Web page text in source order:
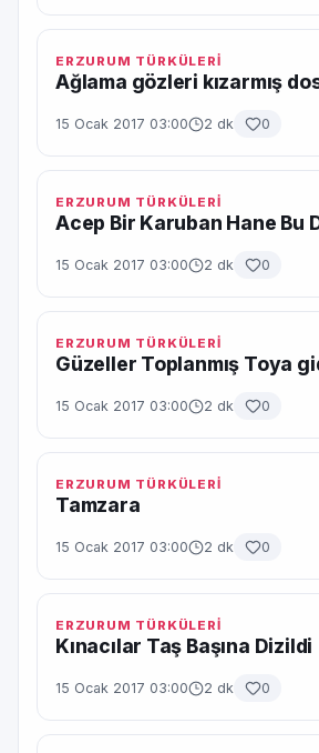
ERZURUM TÜRKÜLERİ
Ağlama gözleri kızarmış
15 Ocak 2017 03:00 2 dk 0
ERZURUM TÜRKÜLERİ
Acep Bir Karuban Hane Bu
15 Ocak 2017 03:00 2 dk 0
ERZURUM TÜRKÜLERİ
Güzeller Toplanmış Toya
15 Ocak 2017 03:00 2 dk 0
ERZURUM TÜRKÜLERİ
Tamzara
15 Ocak 2017 03:00 2 dk 0
ERZURUM TÜRKÜLERİ
Kınacılar Taş Başına Dizildi
15 Ocak 2017 03:00 2 dk 0